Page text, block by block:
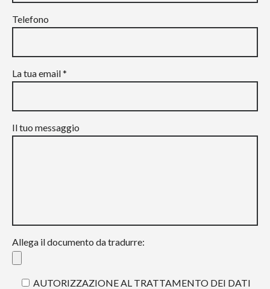
Telefono
La tua email *
Il tuo messaggio
Allega il documento da tradurre:
AUTORIZZAZIONE AL TRATTAMENTO DEI DATI